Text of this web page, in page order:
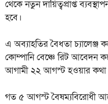
থেকে নতুন দায়িত্বপ্রাপ্ত
হবে।
এ অব্যাহতির বৈধতা
কোম্পানি বেঞ্চে রিট আবেদন
আগামী ২২ আগস্ট হওয়ার কথা
গত ৫ আগস্ট বৈষম্যবিরোধী